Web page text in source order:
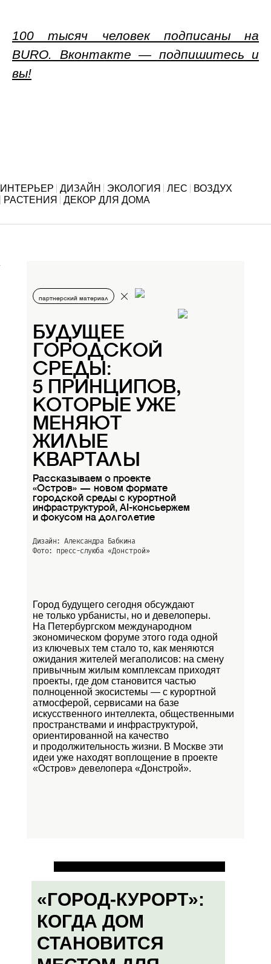
100 тысяч человек подписаны на
BURO. Вконтакте — подпишитесь и
вы!
ИНТЕРЬЕР ДИЗАЙН ЭКОЛОГИЯ ЛЕС
ВОЗДУХ
РАСТЕНИЯ
ДЕКОР ДЛЯ ДОМА
партнерский материал
БУДУЩЕЕ
ГОРОДСКОЙ
СРЕДЫ:
5 ПРИНЦИПОВ,
КОТОРЫЕ УЖЕ
МЕНЯЮТ
ЖИЛЫЕ
КВАРТАЛЫ
Рассказываем о проекте
«Остров» — новом формате
городской среды с курортной
инфраструктурой, AI-консьержем
и фокусом на долголетие
Дизайн: Александра Бабкина
Фото: пресс-слуюба «Донстрой»
Город будущего сегодня обсуждают
не только урбанисты, но и девелоперы.
На Петербургском международном
экономическом форуме этого года одной
из ключевых тем стало то, как меняются
ожидания жителей мегаполисов: на смену
привычным жилым комплексам приходят
проекты, где дом становится частью
полноценной экосистемы — с курортной
атмосферой, сервисами на базе
искусственного интеллекта, общественными
пространствами и инфраструктурой,
ориентированной на качество
и продолжительность жизни. В Москве эти
идеи уже находят воплощение в проекте
«Остров» девелопера «Донстрой».
«ГОРОД-КУРОРТ»:
КОГДА ДОМ
СТАНОВИТСЯ